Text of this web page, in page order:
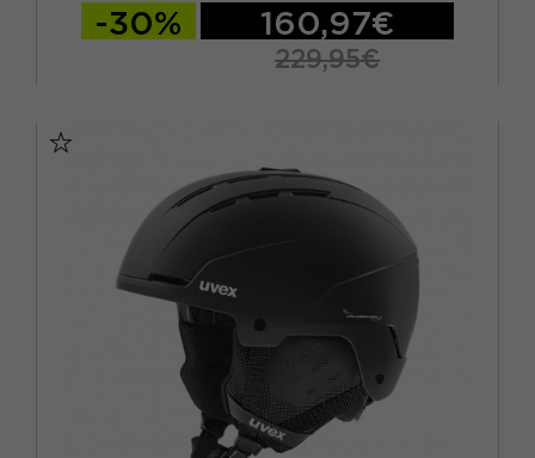
-30% 160,97€
229,95€